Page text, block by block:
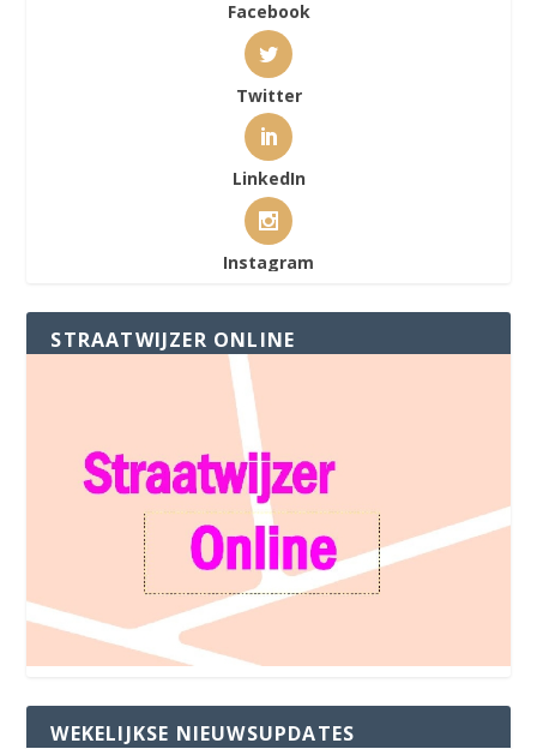
Facebook
Twitter
LinkedIn
Instagram
STRAATWIJZER ONLINE
WEKELIJKSE NIEUWSUPDATES